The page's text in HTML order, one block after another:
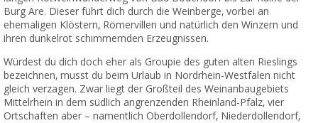
Burg Are. Dieser führt dich durch die Weinberge, vorbei an
ehemaligen Klöstern, Römervillen und natürlich den Winzern und
ihren dunkelrot schimmernden Erzeugnissen.
Würdest du dich doch eher als Groupie des guten alten Rieslings
bezeichnen, musst du beim Urlaub in Nordrhein-Westfalen nicht
gleich verzagen. Zwar liegt der Großteil des Weinanbaugebiets
Mittelrhein in dem südlich angrenzenden Rheinland-Pfalz, vier
Ortschaften aber – namentlich Oberdollendorf, Niederdollendorf,